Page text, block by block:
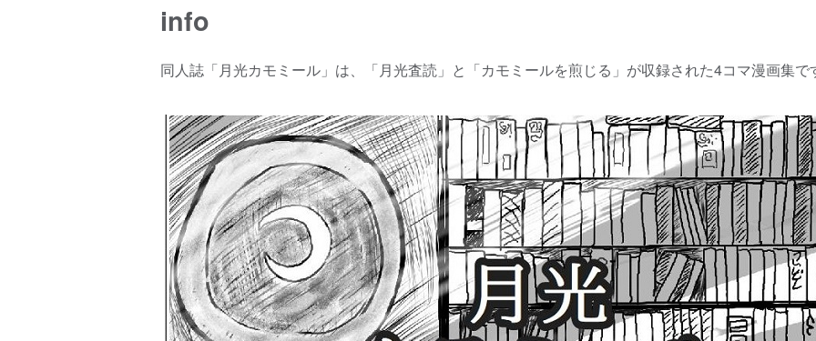
info
同人誌「月光カモミール」は、「月光査読」と「カモミールを煎じる」が収録された4コマ漫画集で